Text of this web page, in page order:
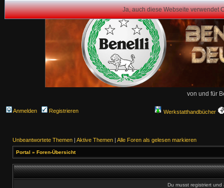
Ja, auch diese Webseite verwendet
von und für
Anmelden Registrieren Werkstatthandbücher
Unbeantwortete Themen | Aktive Themen | Alle Foren als gelesen markieren
Portal » Foren-Übersicht
Du musst registriert